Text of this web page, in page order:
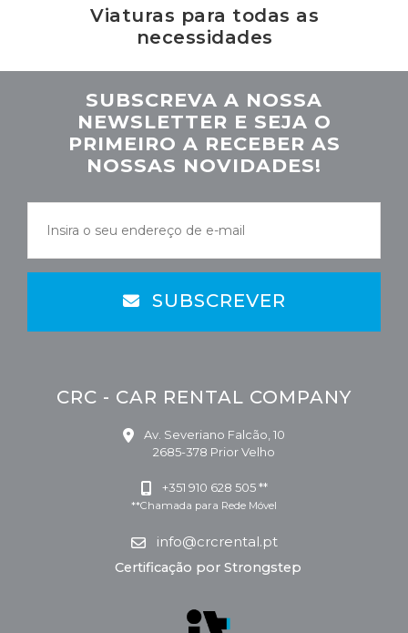
Viaturas para todas as
necessidades
SUBSCREVA A NOSSA
NEWSLETTER E SEJA O
PRIMEIRO A RECEBER AS
NOSSAS NOVIDADES!
SUBSCREVER
CRC - CAR RENTAL COMPANY
Av. Severiano Falcão, 10
2685-378 Prior Velho
+351 910 628 505 **
**Chamada para Rede Móvel
info@crcrental.pt
Certificação por Strongstep